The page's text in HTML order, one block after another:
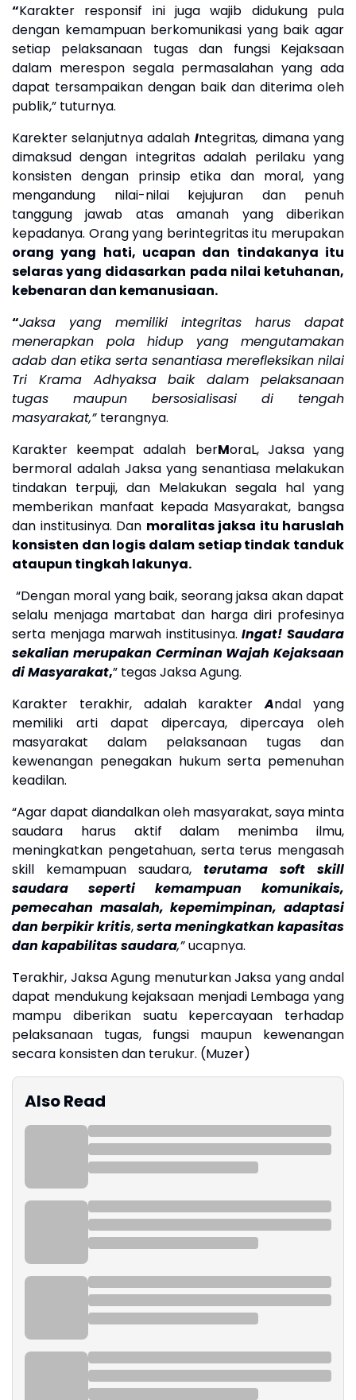
“Karakter responsif ini juga wajib didukung pula
dengan kemampuan berkomunikasi yang baik agar
setiap pelaksanaan tugas dan fungsi Kejaksaan
dalam merespon segala permasalahan yang ada
dapat tersampaikan dengan baik dan diterima oleh
publik,” tuturnya.
Karekter selanjutnya adalah Integritas, dimana yang
dimaksud dengan integritas adalah perilaku yang
konsisten dengan prinsip etika dan moral, yang
mengandung nilai-nilai kejujuran dan penuh
tanggung jawab atas amanah yang diberikan
kepadanya. Orang yang berintegritas itu merupakan
orang yang hati, ucapan dan tindakanya itu
selaras yang didasarkan pada nilai ketuhanan,
kebenaran dan kemanusiaan.
“Jaksa yang memiliki integritas harus dapat
menerapkan pola hidup yang mengutamakan
adab dan etika serta senantiasa merefleksikan nilai
Tri Krama Adhyaksa baik dalam pelaksanaan
tugas maupun bersosialisasi di tengah
masyarakat,” terangnya.
Karakter keempat adalah berMoraL, Jaksa yang
bermoral adalah Jaksa yang senantiasa melakukan
tindakan terpuji, dan Melakukan segala hal yang
memberikan manfaat kepada Masyarakat, bangsa
dan institusinya. Dan moralitas jaksa itu haruslah
konsisten dan logis dalam setiap tindak tanduk
ataupun tingkah lakunya.
“Dengan moral yang baik, seorang jaksa akan dapat
selalu menjaga martabat dan harga diri profesinya
serta menjaga marwah institusinya.Ingat! Saudara
sekalian merupakan Cerminan Wajah Kejaksaan
di Masyarakat,” tegas Jaksa Agung.
Karakter terakhir, adalah karakterAndal
yang
memiliki arti dapat
dipercaya,dipercaya oleh
masyarakat dalam pelaksanaan tugas dan
kewenangan penegakan hukum serta pemenuhan
keadilan.
“Agar dapat diandalkan oleh masyarakat, saya minta
saudara harus aktif dalam menimba ilmu,
meningkatkan pengetahuan, serta terus mengasah
skill kemampuan saudara, terutama soft skill
saudara seperti kemampuan komunikais,
pemecahan masalah, kepemimpinan, adaptasi
dan berpikir kritis,serta meningkatkan kapasitas
dan kapabilitas saudara,”ucapnya.
Terakhir, Jaksa Agung menuturkanJaksa yang andal
dapat mendukung kejaksaan menjadi Lembaga yang
mampu diberikan suatu kepercayaan terhadap
pelaksanaan tugas, fungsi maupun kewenangan
secara konsisten dan terukur. (Muzer)
Also Read